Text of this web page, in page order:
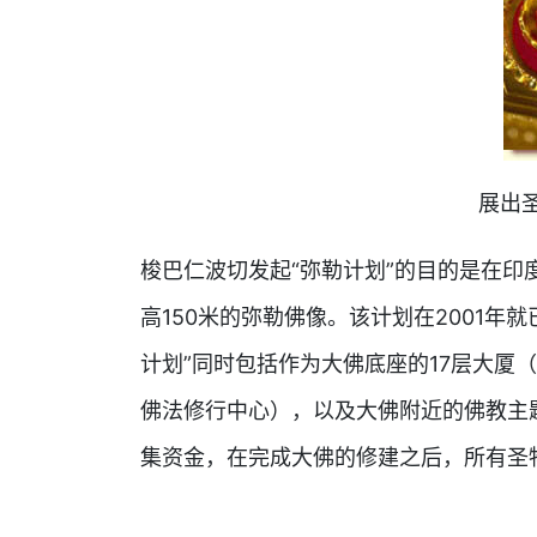
展出
梭巴仁波切发起“弥勒计划”的目的是在
高150米的弥勒佛像。该计划在2001年
计划”同时包括作为大佛底座的17层大厦
佛法修行中心），以及大佛附近的佛教
集资金，在完成大佛的修建之后，所有